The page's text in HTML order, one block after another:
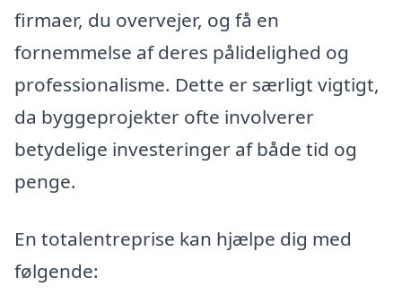
firmaer, du overvejer, og få en
fornemmelse af deres pålidelighed og
professionalisme. Dette er særligt vigtigt,
da byggeprojekter ofte involverer
betydelige investeringer af både tid og
penge.
En totalentreprise kan hjælpe dig med
følgende: